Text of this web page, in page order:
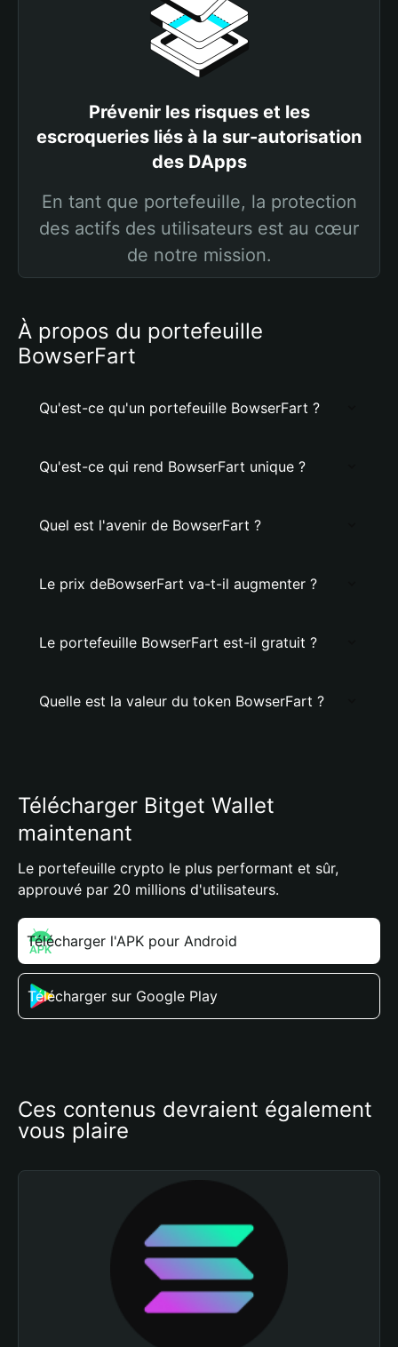
Prévenir les risques et les
escroqueries liés à la sur-autorisation
des DApps
En tant que portefeuille, la protection
des actifs des utilisateurs est au cœur
de notre mission.
À propos du portefeuille
BowserFart
Qu'est-ce qu'un portefeuille BowserFart ?
Qu'est-ce qui rend BowserFart unique ?
Quel est l'avenir de BowserFart ?
Le prix deBowserFart va-t-il augmenter ?
Le portefeuille BowserFart est-il gratuit ?
Quelle est la valeur du token BowserFart ?
Télécharger Bitget Wallet
maintenant
Le portefeuille crypto le plus performant et sûr,
approuvé par 20 millions d'utilisateurs.
Télécharger l'APK pour Android
Télécharger sur Google Play
Ces contenus devraient également
vous plaire